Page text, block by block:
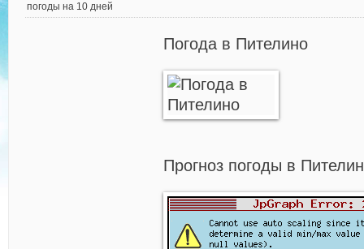
погоды на 10 дней
Погода в Пителино
Прогноз погоды в